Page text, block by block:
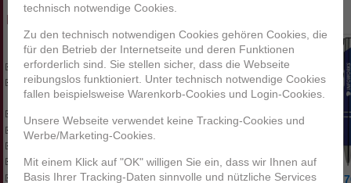
technisch notwendige Cookies.
Zu den technisch notwendigen Cookies gehören Cookies, die
für den Betrieb der Internetseite und deren Funktionen
erforderlich sind. Sie stellen sicher, dass die Webseite
reibungslos funktioniert. Unter technisch notwendige Cookies
fallen beispielsweise Warenkorb-Cookies und Login-Cookies.
Unsere Webseite verwendet keine Tracking-Cookies und
Werbe/Marketing-Cookies.
Mit einem Klick auf "OK" willigen Sie ein, dass wir Ihnen auf
Basis Ihrer Tracking-Daten sinnvolle und nützliche Services
Produkte
Auto / Zubehör
Büroartikel
Caps / Mützen
Elektronik
Flaschen
Kalender
Lampen
Kugelschreiber
S01.70306.1866